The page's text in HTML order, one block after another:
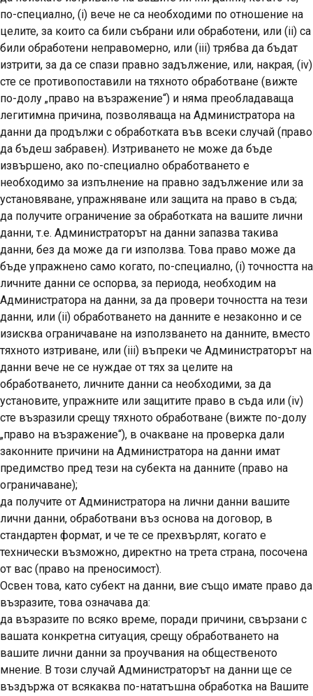
по-специално, (i) вече не са необходими по отношение на
целите, за които са били събрани или обработени, или (ii) са
били обработени неправомерно, или (iii) трябва да бъдат
изтрити, за да се спази правно задължение, или, накрая, (iv)
сте се противопоставили на тяхното обработване (вижте
по-долу „право на възражение“) и няма преобладаваща
легитимна причина, позволяваща на Администратора на
данни да продължи с обработката във всеки случай (право
да бъдеш забравен). Изтриването не може да бъде
извършено, ако по-специално обработването е
необходимо за изпълнение на правно задължение или за
установяване, упражняване или защита на право в съда;
да получите ограничение за обработката на вашите лични
данни, т.е. Администраторът на данни запазва такива
данни, без да може да ги използва. Това право може да
бъде упражнено само когато, по-специално, (i) точността на
личните данни се оспорва, за периода, необходим на
Администратора на данни, за да провери точността на тези
данни, или (ii) обработването на данните е незаконно и се
изисква ограничаване на използването на данните, вместо
тяхното изтриване, или (iii) въпреки че Администраторът на
данни вече не се нуждае от тях за целите на
обработването, личните данни са необходими, за да
установите, упражните или защитите право в съда или (iv)
сте възразили срещу тяхното обработване (вижте по-долу
„право на възражение“), в очакване на проверка дали
законните причини на Администратора на данни имат
предимство пред тези на субекта на данните (право на
ограничаване);
да получите от Администратора на лични данни вашите
лични данни, обработвани въз основа на договор, в
стандартен формат, и че те се прехвърлят, когато е
технически възможно, директно на трета страна, посочена
от вас (право на преносимост).
Освен това, като субект на данни, вие също имате право да
възразите, това означава да:
да възразите по всяко време, поради причини, свързани с
вашата конкретна ситуация, срещу обработването на
вашите лични данни за проучвания на общественото
мнение. В този случай Администраторът на данни ще се
въздържа от всякаква по-нататъшна обработка на Вашите